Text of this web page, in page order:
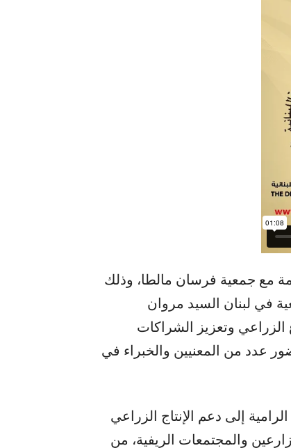
مع جمعية فرسان مالطا، وذلك
في لبنان السيد مروان
وتعزيز الشراكات
عدد من المعنيين والخبراء في
إلى دعم الإنتاج الزراعي
والمجتمعات الريفية، من